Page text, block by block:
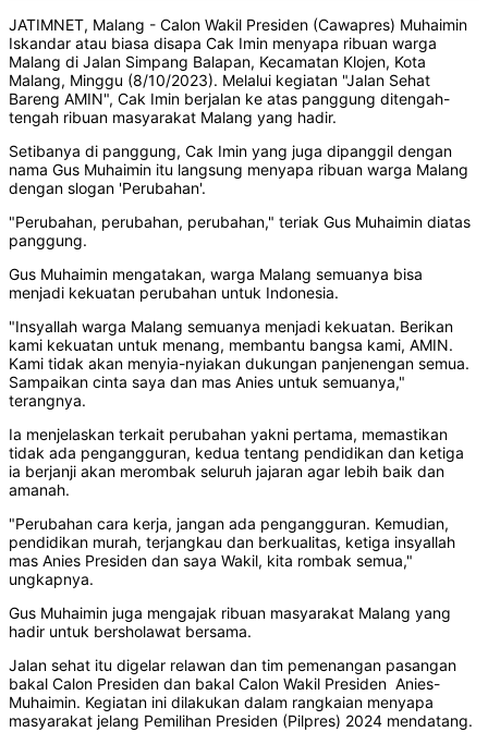
JATIMNET, Malang - Calon Wakil Presiden (Cawapres) Muhaimin
Iskandar atau biasa disapa Cak Imin menyapa ribuan warga
Malang di Jalan Simpang Balapan, Kecamatan Klojen, Kota
Malang, Minggu (8/10/2023). Melalui kegiatan "Jalan Sehat
Bareng AMIN", Cak Imin berjalan ke atas panggung ditengah-
tengah ribuan masyarakat Malang yang hadir.
Setibanya di panggung, Cak Imin yang juga dipanggil dengan
nama Gus Muhaimin itu langsung menyapa ribuan warga Malang
dengan slogan 'Perubahan'.
"Perubahan, perubahan, perubahan," teriak Gus Muhaimin diatas
panggung.
Gus Muhaimin mengatakan, warga Malang semuanya bisa
menjadi kekuatan perubahan untuk Indonesia.
"Insyallah warga Malang semuanya menjadi kekuatan. Berikan
kami kekuatan untuk menang, membantu bangsa kami, AMIN.
Kami tidak akan menyia-nyiakan dukungan panjenengan semua.
Sampaikan cinta saya dan mas Anies untuk semuanya,"
terangnya.
Ia menjelaskan terkait perubahan yakni pertama, memastikan
tidak ada pengangguran, kedua tentang pendidikan dan ketiga
ia berjanji akan merombak seluruh jajaran agar lebih baik dan
amanah.
"Perubahan cara kerja, jangan ada pengangguran. Kemudian,
pendidikan murah, terjangkau dan berkualitas, ketiga insyallah
mas Anies Presiden dan saya Wakil, kita rombak semua,"
ungkapnya.
Gus Muhaimin juga mengajak ribuan masyarakat Malang yang
hadir untuk bersholawat bersama.
Jalan sehat itu digelar relawan dan tim pemenangan pasangan
bakal Calon Presiden dan bakal Calon Wakil Presiden Anies-
Muhaimin. Kegiatan ini dilakukan dalam rangkaian menyapa
masyarakat jelang Pemilihan Presiden (Pilpres) 2024 mendatang.